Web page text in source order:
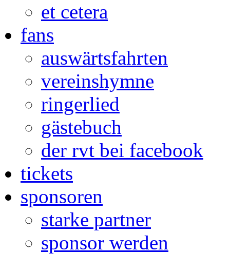
et cetera
fans
auswärtsfahrten
vereinshymne
ringerlied
gästebuch
der rvt bei facebook
tickets
sponsoren
starke partner
sponsor werden